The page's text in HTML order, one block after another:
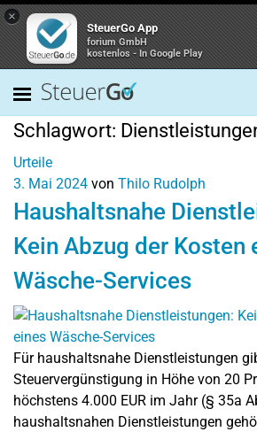
×
SteuerGo App
forium GmbH
kostenlos - In Google Play
Schlagwort:
Urteile
3. Mai 2024 von Thilo Rudolph
Haushaltsnahe
Kein Abzug der Kosten
Wäsche-Services
Für haushaltsnahe Dienstleistungen
Steuervergünstigung in Höhe von 20
höchstens 4.000 EUR im Jahr (§ 35a
haushaltsnahen Dienstleistungen